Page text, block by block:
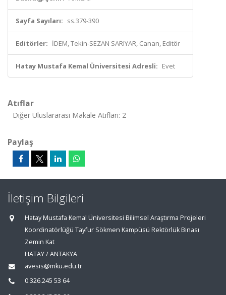
Sayfa Sayıları: ss.379-390
Editörler: İDEM, Tekin-SEZAN SARIYAR, Canan, Editör
Hatay Mustafa Kemal Üniversitesi Adresli: Evet
Atıflar
Diğer Uluslararası Makale Atıfları: 2
Paylaş
İletişim Bilgileri
Hatay Mustafa Kemal Üniversitesi Bilimsel Araştırma Projeleri
Koordinatörlüğü Tayfur Sökmen Kampüsü Rektörlük Binası
Zemin Kat
HATAY / ANTAKYA
avesis@mku.edu.tr
0.326.245 53 64